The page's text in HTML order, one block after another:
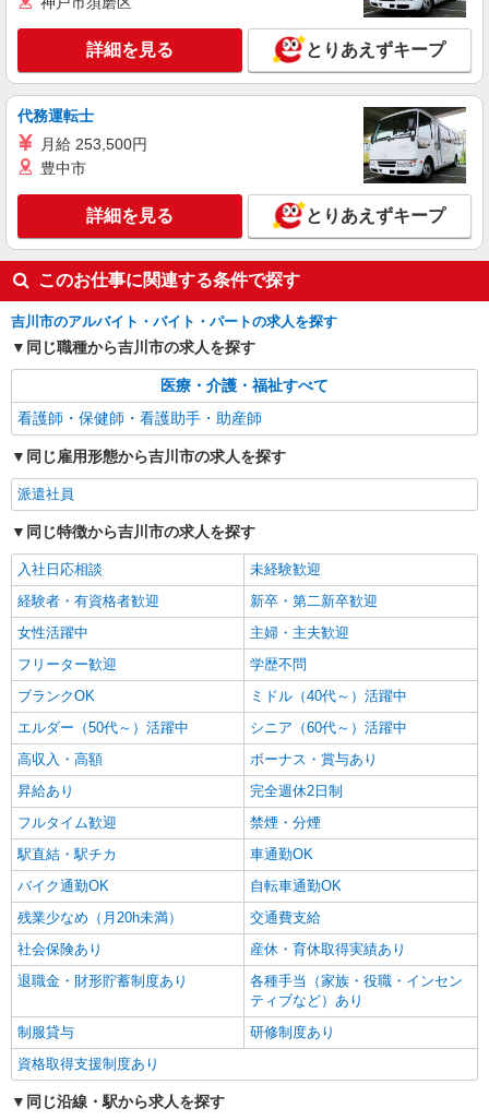
キープ 詳細を見る
アルバイト パート
日研トータルソーシング株式会社 メディカルケア事業部/柏オフィス
【看護助手】
時給1,280円 ★週払いOK（規定あり） ※給与
幅は経験・能力による
埼玉県吉川市 【最寄駅】JR武蔵野線 吉川
駅 バス利用
キープ 詳細を見る
詳細を見る とりあえずキープ
代務運転士
月給 253,500円
豊中市
詳細を見る とりあえずキープ
このお仕事に関連する条件で探す
吉川市のアルバイト・バイト・パートの求人を探す
同じ職種から吉川市の求人を探す
医療・介護・福祉すべて
看護師・保健師・看護助手・助産師
同じ雇用形態から吉川市の求人を探す
派遣社員
同じ特徴から吉川市の求人を探す
入社日応相談
未経験歓迎
経験者・有資格者歓迎
新卒・第二新卒歓迎
女性活躍中
主婦・主夫歓迎
フリーター歓迎
学歴不問
ブランクOK
ミドル（40代～）活躍中
エルダー（50代～）活躍中
シニア（60代～）活躍中
高収入・高額
ボーナス・賞与あり
昇給あり
完全週休2日制
フルタイム歓迎
禁煙・分煙
駅直結・駅チカ
車通勤OK
バイク通勤OK
自転車通勤OK
残業少なめ（月20h未満）
交通費支給
社会保険あり
産休・育休取得実績あり
退職金・財形貯蓄制度あり
各種手当（家族・役職・インセン
ティブなど）あり
制服貸与
研修制度あり
資格取得支援制度あり
同じ沿線・駅から求人を探す